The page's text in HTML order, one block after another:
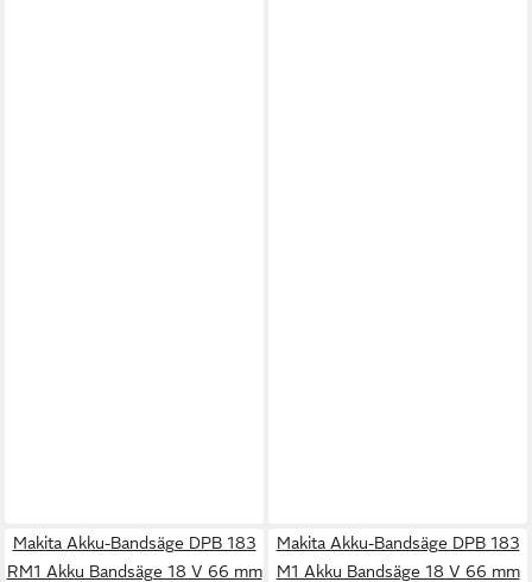
Makita Akku-Bandsäge DPB 183
RM1 Akku Bandsäge 18 V 66 mm
Makita Akku-Bandsäge DPB 183
M1 Akku Bandsäge 18 V 66 mm